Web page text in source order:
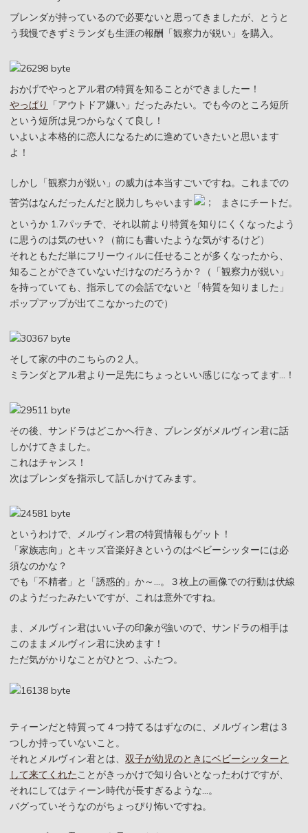
ブレンダが持っているので必要ないと思ってきましたが、とうと
う我慢できずミランダも生涯の報酬「観察力が鋭い」を購入。
おかげでやっとアル君の特質を知ることができましたー！
やっぱり
「アウトドア嫌い」だったみたい。でも今のところ短所
という短所は見つからなくて良し！
いよいよ本格的に恋人になるために進めていきたいと思います
よ！
しかし「観察力が鋭い」の威力は本当すごいですね。これまでの
苦労はなんだったんだと脱力しちゃいます
まさにチートだ。
というか 1.7パッチで、それ以前より特質を知りにくくなったよう
に思うのは気のせい？（前にも書いたような気がするけど）
それともただ単にフリーウィルに任せることが多くなったから、
知ることができていないだけなのだろうか？（「観察力が鋭い」
を持っていても、指示しての会話でないと「特質を知りました」
ポップアップが出てこなかったので）
そして家の中のこちらの２人。
ミランダとアル君より一足先にちょっといい感じになってます…！
その後、サンドラはどこかへ行き、ブレンダがメルヴィン君に話
しかけてきました。
これはチャンス！
次はブレンダを指示して話しかけてみます。
というわけで、メルヴィン君の特質情報もゲット！
「家族志向」とキッズ音楽好きというのはベビーシッターには必
須なのかな？
でも「不精者」と「誘惑的」か～…。３枚上の画像での行動は伏線
のようだったみたいですが、これは意外ですね。
ま、メルヴィン君はいい子の印象が強いので、サンドラの相手は
このままメルヴィン君に決めます！
ただ気がかりなことがひとつ、ふたつ。
ティーンだと特質って４つ持てるはずなのに、メルヴィン君は３
つしか持っていないこと。
それとメルヴィン君とは、双子が幼児のときにベビーシッターと
して来てくれた ことがきっかけで知り合いとなったわけですが、
それにしてはティーン時代が長すぎるような…。
バグっていそうなのがちょっぴり怖いですね。